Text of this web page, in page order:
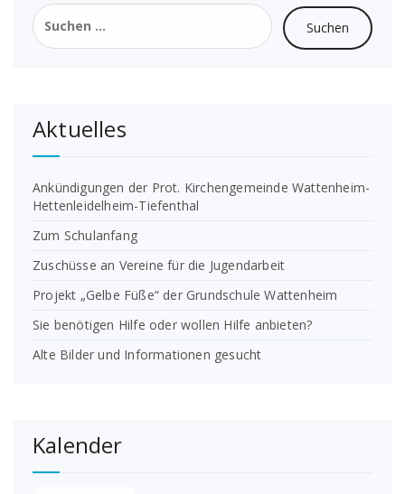
Suchen
nach:
Aktuelles
Ankündigungen der Prot. Kirchengemeinde Wattenheim-
Hettenleidelheim-Tiefenthal
Zum Schulanfang
Zuschüsse an Vereine für die Jugendarbeit
Projekt „Gelbe Füße“ der Grundschule Wattenheim
Sie benötigen Hilfe oder wollen Hilfe anbieten?
Alte Bilder und Informationen gesucht
Kalender